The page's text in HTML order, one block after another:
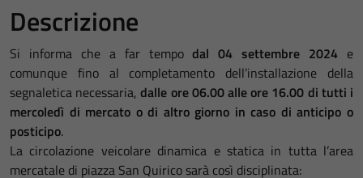
Descrizione
Si informa che a far tempodal 04 settembre 2024 e
comunque fino al completamento dell’installazione della
segnaletica necessaria,dalle ore 06.00 alle ore 16.00 di tutti i
mercoledì di mercato o di altro giorno in caso di anticipo o
posticipo.
La circolazione veicolare dinamica e statica in tutta l’area
mercatale di piazza San Quirico sarà così disciplinata: